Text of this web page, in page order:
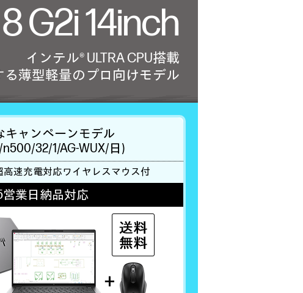
G2i 14inch
インテル® ULTRA CPU搭載
薄型軽量のプロ向けモデル
キャンペーンモデル
n500/32/1/AG-WUX/日)
高速充電対応ワイヤレスマウス付
営業日納品対応